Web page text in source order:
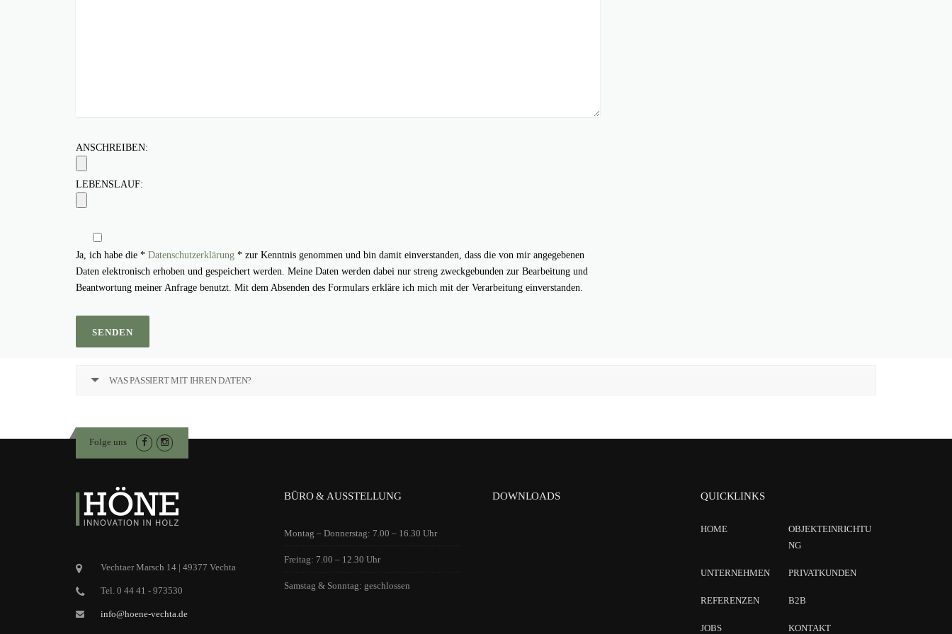
ANSCHREIBEN:
LEBENSLAUF:
Ja, ich habe die * Datenschutzerklärung * zur Kenntnis genommen und bin damit einverstanden, dass die von mir angegebenen
Daten elektronisch erhoben und gespeichert werden. Meine Daten werden dabei nur streng zweckgebunden zur Bearbeitung und
Beantwortung meiner Anfrage benutzt. Mit dem Absenden des Formulars erkläre ich mich mit der Verarbeitung einverstanden.
WAS PASSIERT MIT IHREN DATEN?
Folge uns
Vechtaer Marsch 14 | 49377 Vechta
Tel. 0 44 41 - 973530
info@hoene-vechta.de
BÜRO & AUSSTELLUNG
Montag – Donnerstag: 7.00 – 16.30 Uhr
Freitag: 7.00 – 12.30 Uhr
Samstag & Sonntag: geschlossen
DOWNLOADS QUICKLINKS
HOME
OBJEKTEINRICHTU
NG
UNTERNEHMEN PRIVATKUNDEN
REFERENZEN B2B
JOBS KONTAKT